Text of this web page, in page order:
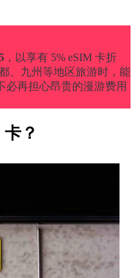
，以享有 5% eSIM 卡折
、九州等地区旅游时，能
必再担心昂贵的漫游费用
？